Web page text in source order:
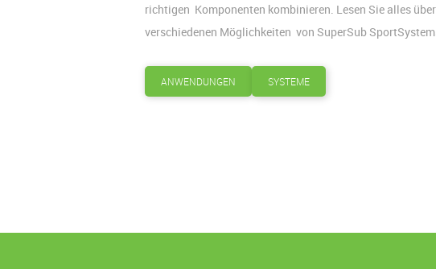
richtigen Komponenten kombinieren. Lesen Sie alles
verschiedenen Möglichkeiten von SuperSub
ANWENDUNGEN SYSTEME